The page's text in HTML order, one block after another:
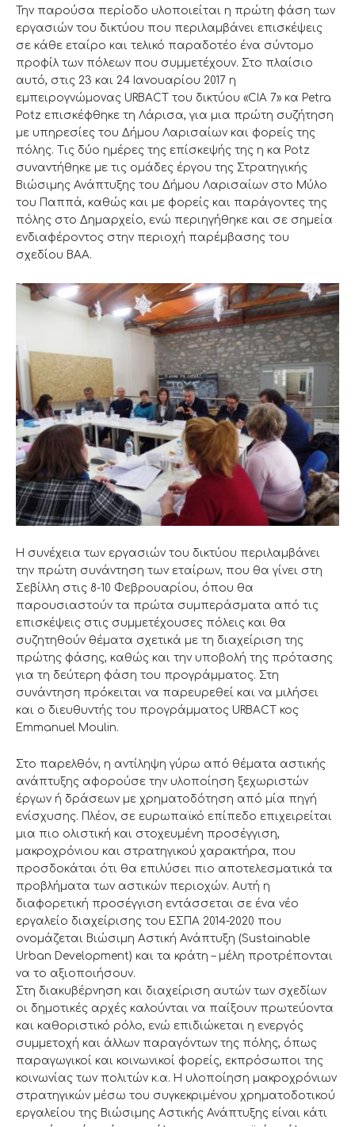
Την παρούσα περίοδο υλοποιείται η πρώτη φάση των
εργασιών του δικτύου που περιλαμβάνει επισκέψεις
σε κάθε εταίρο και τελικό παραδοτέο ένα σύντομο
προφίλ των πόλεων που συμμετέχουν. Στο πλαίσιο
αυτό, στις 23 και 24 Ιανουαρίου 2017 η
εμπειρογνώμονας URBACT του δικτύου «CIA 7» κα Petra
Potz επισκέφθηκε τη Λάρισα, για μια πρώτη συζήτηση
με υπηρεσίες του Δήμου Λαρισαίων και φορείς της
πόλης. Τις δύο ημέρες της επίσκεψής της η κα Potz
συναντήθηκε με τις ομάδες έργου της Στρατηγικής
Βιώσιμης Ανάπτυξης του Δήμου Λαρισαίων στο Μύλο
του Παππά, καθώς και με φορείς και παράγοντες της
πόλης στο Δημαρχείο, ενώ περιηγήθηκε και σε σημεία
ενδιαφέροντος στην περιοχή παρέμβασης του
σχεδίου ΒΑΑ.
Η συνέχεια των εργασιών του δικτύου περιλαμβάνει
την πρώτη συνάντηση των εταίρων, που θα γίνει στη
Σεβίλλη στις 8-10 Φεβρουαρίου, όπου θα
παρουσιαστούν τα πρώτα συμπεράσματα από τις
επισκέψεις στις συμμετέχουσες πόλεις και θα
συζητηθούν θέματα σχετικά με τη διαχείριση της
πρώτης φάσης, καθώς και την υποβολή της πρότασης
για τη δεύτερη φάση του προγράμματος. Στη
συνάντηση πρόκειται να παρευρεθεί και να μιλήσει
και ο διευθυντής του προγράμματος URBACT κος
Emmanuel Moulin.
Στο παρελθόν, η αντίληψη γύρω από θέματα αστικής
ανάπτυξης αφορούσε την υλοποίηση ξεχωριστών
έργων ή δράσεων με χρηματοδότηση από μία πηγή
ενίσχυσης. Πλέον, σε ευρωπαϊκό επίπεδο επιχειρείται
μια πιο ολιστική και στοχευμένη προσέγγιση,
μακροχρόνιου και στρατηγικού χαρακτήρα, που
προσδοκάται ότι θα επιλύσει πιο αποτελεσματικά τα
προβλήματα των αστικών περιοχών. Αυτή η
διαφορετική προσέγγιση εντάσσεται σε ένα νέο
εργαλείο διαχείρισης του ΕΣΠΑ 2014-2020 που
ονομάζεται Βιώσιμη Αστική Ανάπτυξη (Sustainable
Urban Development) και τα κράτη – μέλη προτρέπονται
να το αξιοποιήσουν.
Στη διακυβέρνηση και διαχείριση αυτών των σχεδίων
οι δημοτικές αρχές καλούνται να παίξουν πρωτεύοντα
και καθοριστικό ρόλο, ενώ επιδιώκεται η ενεργός
συμμετοχή και άλλων παραγόντων της πόλης, όπως
παραγωγικοί και κοινωνικοί φορείς, εκπρόσωποι της
κοινωνίας των πολιτών κ.α. Η υλοποίηση μακροχρόνιων
στρατηγικών μέσω του συγκεκριμένου χρηματοδοτικού
εργαλείου της Βιώσιμης Αστικής Ανάπτυξης είναι κάτι